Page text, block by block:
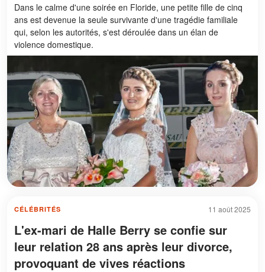
Dans le calme d'une soirée en Floride, une petite fille de cinq
ans est devenue la seule survivante d'une tragédie familiale
qui, selon les autorités, s'est déroulée dans un élan de
violence domestique.
11 août 2025
CÉLÉBRITÉS
L'ex-mari de Halle Berry se confie sur
leur relation 28 ans après leur divorce,
provoquant de vives réactions